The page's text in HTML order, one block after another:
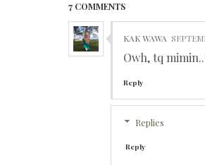
7 COMMENTS
KAK WAWA
Owh, tq
Reply
Replies
Reply